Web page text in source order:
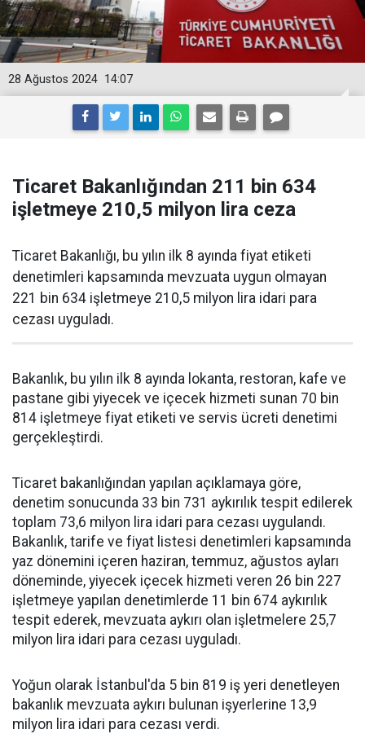
14:07
28 Ağustos 2024
Ticaret Bakanlığından 211 bin 634
işletmeye 210,5 milyon lira ceza
Ticaret Bakanlığı, bu yılın ilk 8 ayında fiyat etiketi
denetimleri kapsamında mevzuata uygun olmayan
221 bin 634 işletmeye 210,5 milyon lira idari para
cezası uyguladı.
Bakanlık, bu yılın ilk 8 ayında lokanta, restoran, kafe ve
pastane gibi yiyecek ve içecek hizmeti sunan 70 bin
814 işletmeye fiyat etiketi ve servis ücreti denetimi
gerçekleştirdi.
Ticaret bakanlığından yapılan açıklamaya göre,
denetim sonucunda 33 bin 731 aykırılık tespit edilerek
toplam 73,6 milyon lira idari para cezası uygulandı.
Bakanlık, tarife ve fiyat listesi denetimleri kapsamında
yaz dönemini içeren haziran, temmuz, ağustos ayları
döneminde, yiyecek içecek hizmeti veren 26 bin 227
işletmeye yapılan denetimlerde 11 bin 674 aykırılık
tespit ederek, mevzuata aykırı olan işletmelere 25,7
milyon lira idari para cezası uyguladı.
Yoğun olarak İstanbul'da 5 bin 819 iş yeri denetleyen
bakanlık mevzuata aykırı bulunan işyerlerine 13,9
milyon lira idari para cezası verdi.